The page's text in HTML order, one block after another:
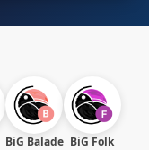
BiG Balade BiG Folk